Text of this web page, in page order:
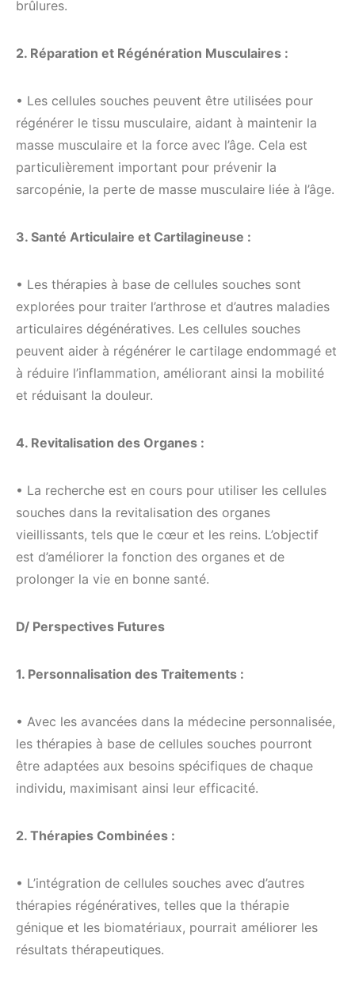
brûlures.
2. Réparation et Régénération Musculaires :
• Les cellules souches peuvent être utilisées pour
régénérer le tissu musculaire, aidant à maintenir la
masse musculaire et la force avec l’âge. Cela est
particulièrement important pour prévenir la
sarcopénie, la perte de masse musculaire liée à l’âge.
3. Santé Articulaire et Cartilagineuse :
• Les thérapies à base de cellules souches sont
explorées pour traiter l’arthrose et d’autres maladies
articulaires dégénératives. Les cellules souches
peuvent aider à régénérer le cartilage endommagé et
à réduire l’inflammation, améliorant ainsi la mobilité
et réduisant la douleur.
4. Revitalisation des Organes :
• La recherche est en cours pour utiliser les cellules
souches dans la revitalisation des organes
vieillissants, tels que le cœur et les reins. L’objectif
est d’améliorer la fonction des organes et de
prolonger la vie en bonne santé.
D/ Perspectives Futures
1. Personnalisation des Traitements :
• Avec les avancées dans la médecine personnalisée,
les thérapies à base de cellules souches pourront
être adaptées aux besoins spécifiques de chaque
individu, maximisant ainsi leur efficacité.
2. Thérapies Combinées :
• L’intégration de cellules souches avec d’autres
thérapies régénératives, telles que la thérapie
génique et les biomatériaux, pourrait améliorer les
résultats thérapeutiques.